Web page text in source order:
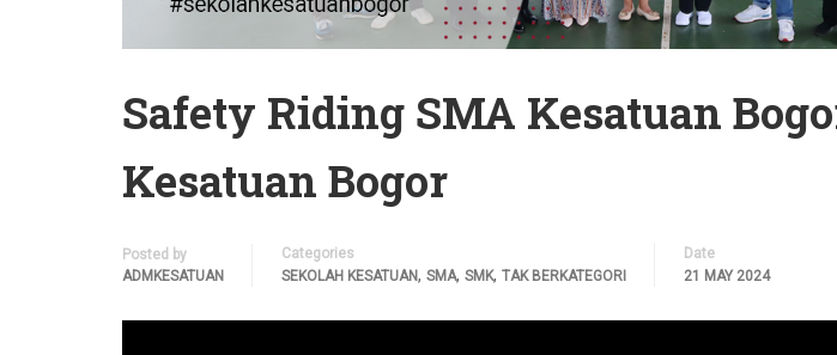
Safety Riding SMA Kesatuan
Kesatuan Bogor
Posted by
ADMKESATUAN
Categories
SEKOLAH KESATUAN, SMA, SMK, TAK BERKATEGORI
Date
21 MAY 2024